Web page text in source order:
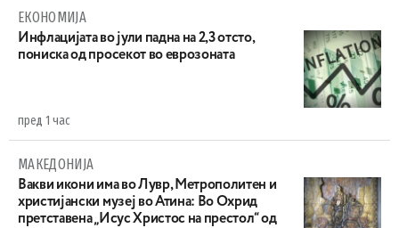
ЕКОНОМИЈА
Инфлацијата во јули падна на 2,3 отсто,
пониска од просекот во еврозоната
пред 1 час
МАКЕДОНИЈА
Вакви икони има во Лувр, Метрополитен и
христијански музеј во Атина: Во Охрид
претставена „Исус Христос на престол“ од